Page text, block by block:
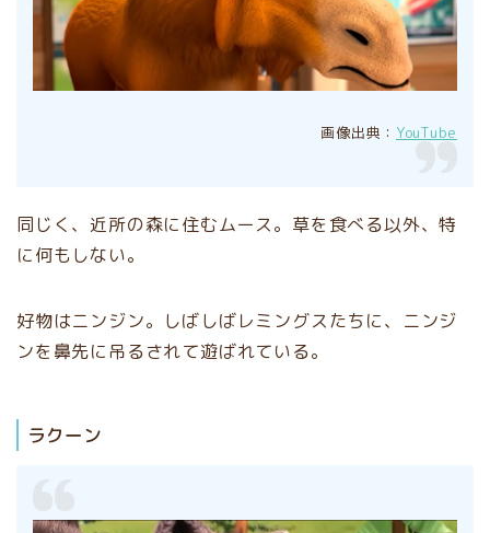
画像出典： YouTube
同じく、近所の森に住むムース。草を食べる以外、特
に何もしない。
好物はニンジン。しばしばレミングスたちに、ニンジ
ンを鼻先に吊るされて遊ばれている。
ラクーン